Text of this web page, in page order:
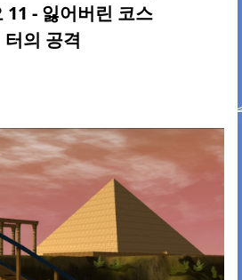
11 - 잃어버린 코스
터의 공격